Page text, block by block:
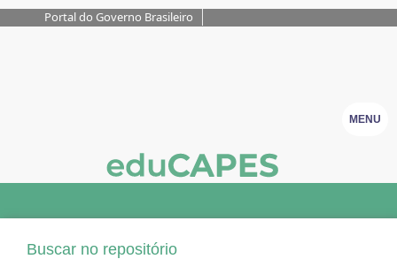
Portal do Governo Brasileiro
MENU